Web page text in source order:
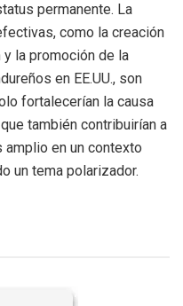
permanente. La
como la creación
la promoción de la
en EE.UU., son
fortalecerían la causa
también contribuirían a
en un contexto
un tema polarizador.